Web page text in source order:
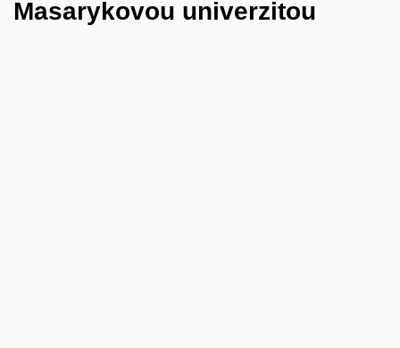
Masarykovou univerzitou